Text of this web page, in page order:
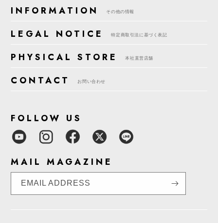
INFORMATION その他の情報
LEGAL NOTICE 特定商取引法に基づく表記
PHYSICAL STORE 本社直営店舗
CONTACT お問い合わせ
FOLLOW US
MAIL MAGAZINE
EMAIL ADDRESS